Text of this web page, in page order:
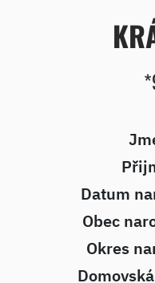
Datum
Obec
Okres